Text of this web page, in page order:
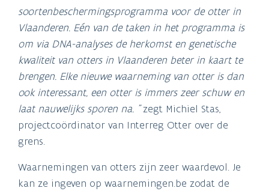
soortenbeschermingsprogramma voor de otter in
Vlaanderen. Eén van de taken in het programma is
om via DNA-analyses de herkomst en genetische
kwaliteit van otters in Vlaanderen beter in kaart te
brengen. Elke nieuwe waarneming van otter is dan
ook interessant, een otter is immers zeer schuw en
laat nauwelijks sporen na. "zegt Michiel Stas,
projectcoördinator van Interreg Otter over de
grens.
Waarnemingen van otters zijn zeer waardevol. Je
kan ze ingeven op waarnemingen.be zodat de